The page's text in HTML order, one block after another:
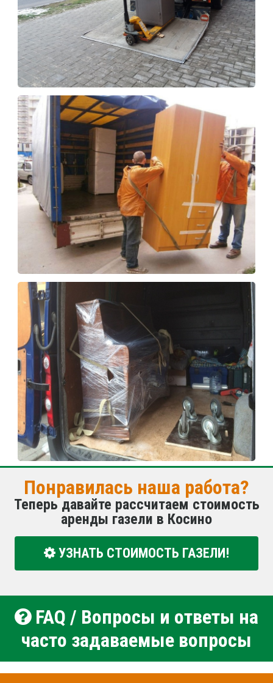
Понравилась наша работа?
Теперь давайте рассчитаем стоимость
аренды газели в Косино
УЗНАТЬ СТОИМОСТЬ ГАЗЕЛИ!
FAQ / Вопросы и ответы на
часто задаваемые вопросы